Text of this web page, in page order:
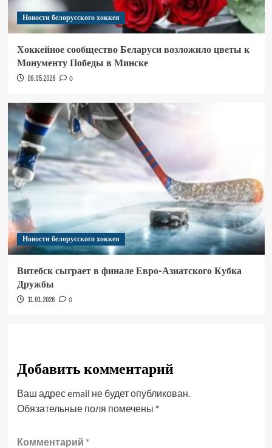
Новости белорусского хоккея
Хоккейное сообщество Беларуси возложило цветы к
Монументу Победы в Минске
09.05.2026 0
Новости белорусского хоккея
Витебск сыграет в финале Евро-Азиатского Кубка
Дружбы
11.01.2026 0
Добавить комментарий
Ваш адрес email не будет опубликован.
Обязательные поля помечены *
Комментарий *